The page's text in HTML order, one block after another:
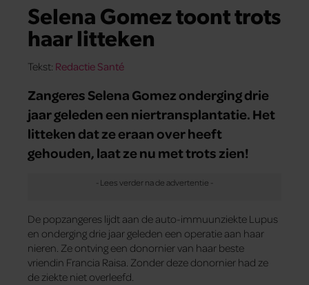
Selena Gomez toont trots
haar litteken
Tekst: Redactie Santé
Zangeres Selena Gomez onderging drie
jaar geleden een niertransplantatie. Het
litteken dat ze eraan over heeft
gehouden, laat ze nu met trots zien!
De popzangeres lijdt aan de auto-immuunziekte Lupus
en onderging drie jaar geleden een operatie aan haar
nieren. Ze ontving een donornier van haar beste
vriendin Francia Raisa. Zonder deze donornier had ze
de ziekte niet overleefd.